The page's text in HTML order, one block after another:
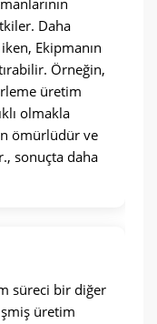
Daha
Ekipmanın
Örneğin,
üretim
olmakla
ömürlüdür ve
sonuçta daha
süreci bir diğer
üretim